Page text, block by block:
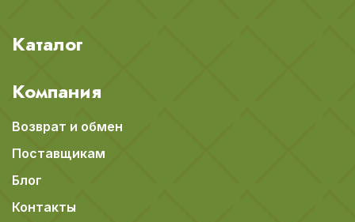
Каталог
Компания
Возврат и обмен
Поставщикам
Блог
Контакты